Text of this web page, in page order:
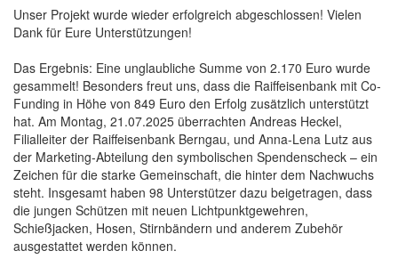
Unser Projekt wurde wieder erfolgreich abgeschlossen! Vielen
Dank für Eure Unterstützungen!
Das Ergebnis: Eine unglaubliche Summe von 2.170 Euro wurde
gesammelt! Besonders freut uns, dass die Raiffeisenbank mit Co-
Funding in Höhe von 849 Euro den Erfolg zusätzlich unterstützt
hat. Am Montag, 21.07.2025 überrachten Andreas Heckel,
Filialleiter der Raiffeisenbank Berngau, und Anna-Lena Lutz aus
der Marketing-Abteilung den symbolischen Spendenscheck – ein
Zeichen für die starke Gemeinschaft, die hinter dem Nachwuchs
steht. Insgesamt haben 98 Unterstützer dazu beigetragen, dass
die jungen Schützen mit neuen Lichtpunktgewehren,
Schießjacken, Hosen, Stirnbändern und anderem Zubehör
ausgestattet werden können.